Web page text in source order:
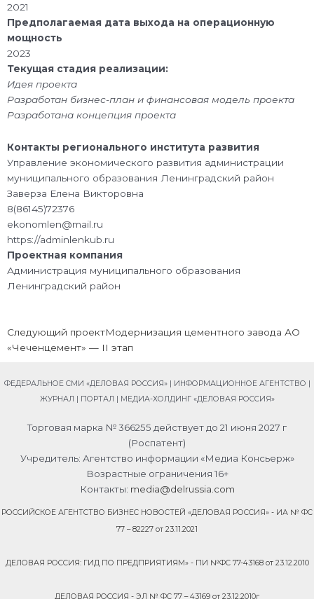
2021
Предполагаемая дата выхода на операционную
мощность
2023
Текущая стадия реализации:
Идея проекта
Разработан бизнес-план и финансовая модель проекта
Разработана концепция проекта
Контакты регионального института развития
Управление экономического развития администрации
муниципального образования Ленинградский район
Заверза Елена Викторовна
8(86145)72376
ekonomlen@mail.ru
https://adminlenkub.ru
Проектная компания
Администрация муниципального образования
Ленинградский район
Следующий проектМодернизация цементного завода АО
«Чеченцемент» — II этап
Next
ФЕДЕРАЛЬНОЕ СМИ «ДЕЛОВАЯ РОССИЯ» | ИНФОРМАЦИОННОЕ АГЕНТСТВО |
ЖУРНАЛ | ПОРТАЛ | МЕДИА-ХОЛДИНГ «ДЕЛОВАЯ РОССИЯ»
Торговая марка № 366255 действует до 21 июня 2027 г
(Роспатент)
Учредитель: Агентство информации «Медиа Консьерж»
Возрастные ограничения 16+
Контакты: media@delrussia.com
РОССИЙСКОЕ АГЕНТСТВО БИЗНЕС НОВОСТЕЙ «ДЕЛОВАЯ РОССИЯ» - ИА № ФС
77 – 82227 от 23.11.2021
ДЕЛОВАЯ РОССИЯ: ГИД ПО ПРЕДПРИЯТИЯМ» - ПИ №ФС 77-43168 от 23.12.2010
ДЕЛОВАЯ РОССИЯ - ЭЛ № ФС 77 – 43169 от 23.12.2010г